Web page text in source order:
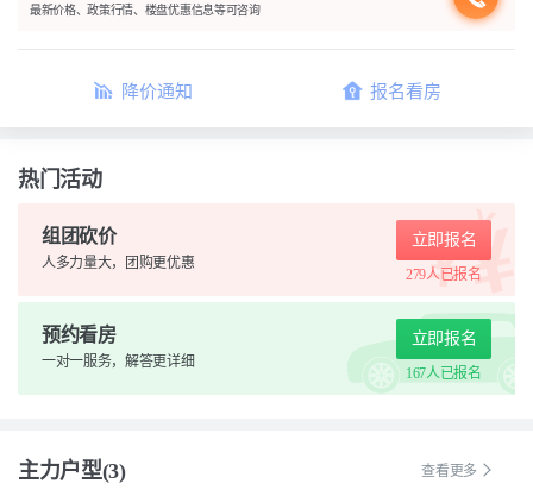
最新价格、政策行情、楼盘优惠信息等可咨询
降价通知 报名看房
热门活动
组团砍价
人多力量大，团购更优惠
立即报名
279人已报名
预约看房
一对一服务，解答更详细
立即报名
167人已报名
主力户型(3) 查看更多